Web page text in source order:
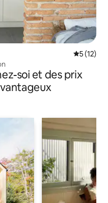
Note
5 (12)
soi et des prix